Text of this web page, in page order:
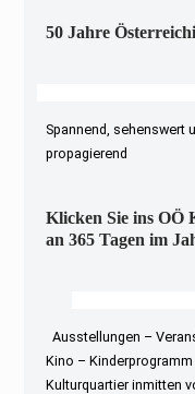
50 Jahre
Spannend, sehenswert
propagierend
Klicken Sie ins
an 365 Tagen im
Ausstellungen –
Kino –
Kulturquartier inmitten